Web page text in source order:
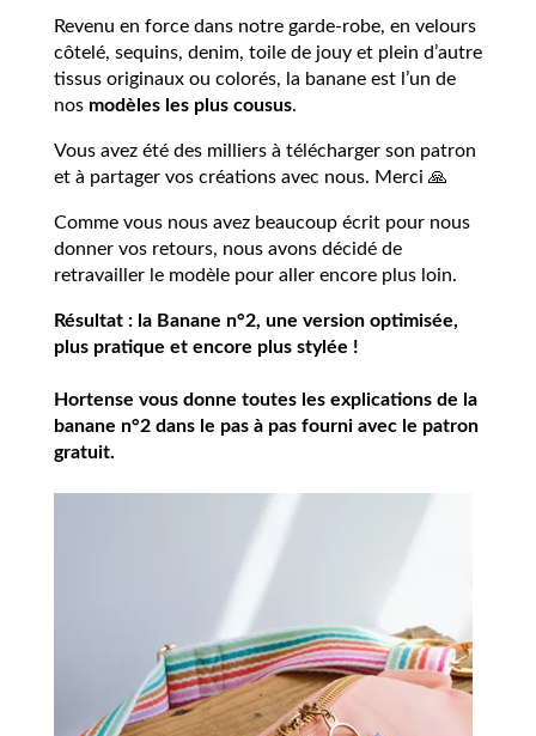
Revenu en force dans notre garde-robe, en velours
côtelé, sequins, denim, toile de jouy et plein d’autre
tissus originaux ou colorés, la banane est l’un de
nos modèles les plus cousus.
Vous avez été des milliers à télécharger son patron
et à partager vos créations avec nous. Merci 🙏
Comme vous nous avez beaucoup écrit pour nous
donner vos retours, nous avons décidé de
retravailler le modèle pour aller encore plus loin.
Résultat : la Banane n°2, une version optimisée,
plus pratique et encore plus stylée !
Hortense vous donne toutes les explications de la
banane n°2 dans le pas à pas fourni avec le patron
gratuit.